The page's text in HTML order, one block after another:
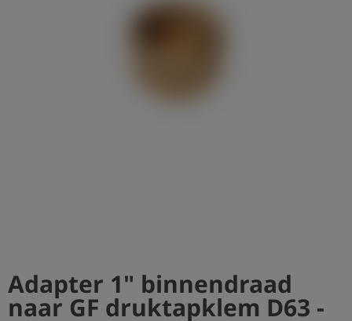
Adapter 1" binnendraad
naar GF druktapklem D63 -